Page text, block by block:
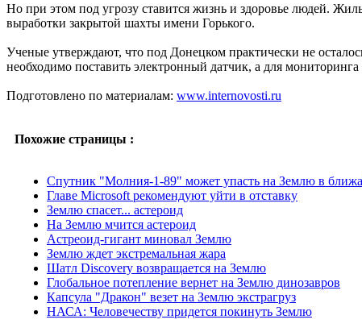
Но при этом под угрозу ставится жизнь и здоровье людей.
выработки закрытой шахты имени Горького.
Ученые утверждают, что под Донецком практически не
необходимо поставить электронный датчик, а для
Подготовлено по материалам: www.internovosti.ru
Похожие страницы :
Спутник "Молния-1-89" может упасть на Землю в
Главе Microsoft рекомендуют уйти в отставку
Землю спасет... астероид
На Землю мчится астероид
Астреоид-гигант миновал Землю
Землю ждет экстремальная жара
Шатл Discovery возвращается на Землю
Глобальное потепление вернет на Землю динозавров
Капсула "Дракон" везет на Землю экстрагруз
НАСА: Человечеству придется покинуть Землю